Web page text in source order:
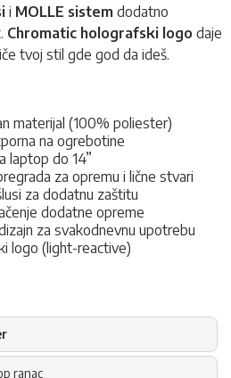
i MOLLE sistem dodatno
Chromatic holografski logo daje
tvoj stil gde god da ideš.
materijal (100% poliester)
na ogrebotine
laptop do 14”
za opremu i lične stvari
za dodatnu zaštitu
dodatne opreme
za svakodnevnu upotrebu
logo (light-reactive)
ranac